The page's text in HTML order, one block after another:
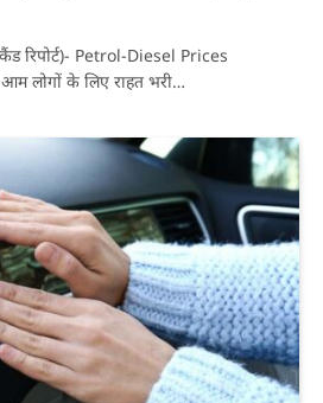
रिपोर्ट)- Petrol-Diesel Prices
लोगों के लिए राहत भरी…